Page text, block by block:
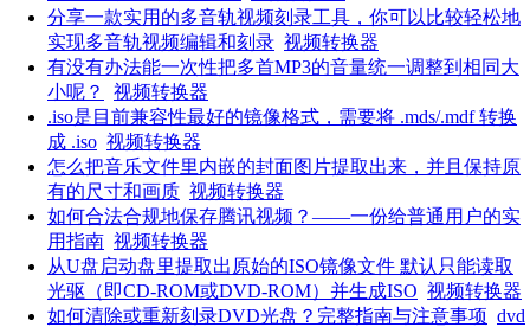
分享一款实用的多音轨视频刻录工具，你可以比较轻松地
实现多音轨视频编辑和刻录 视频转换器
有没有办法能一次性把多首MP3的音量统一调整到相同大
小呢？
视频转换器
.iso是目前兼容性最好的镜像格式，需要将 .mds/.mdf 转换
成 .iso 视频转换器
怎么把音乐文件里内嵌的封面图片提取出来，并且保持原
有的尺寸和画质 视频转换器
如何合法合规地保存腾讯视频？——一份给普通用户的实
用指南 视频转换器
从U盘启动盘里提取出原始的ISO镜像文件 默认只能读取
光驱（即CD-ROM或DVD-ROM）并生成ISO 视频转换器
如何清除或重新刻录DVD光盘？完整指南与注意事项 dvd